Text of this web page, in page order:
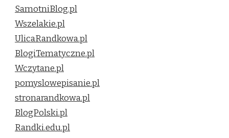
SamotniBlog.pl
Wszelakie.pl
UlicaRandkowa.pl
BlogiTematyczne.pl
Wczytane.pl
pomyslowepisanie.pl
stronarandkowa.pl
BlogPolski.pl
Randki.edu.pl